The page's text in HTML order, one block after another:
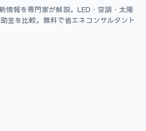
情報を専門家が解説。LED・空調・太陽
金を比較。無料で省エネコンサルタント